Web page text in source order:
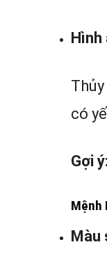
Hình
có
Gợi ý:
Mệnh
Màu